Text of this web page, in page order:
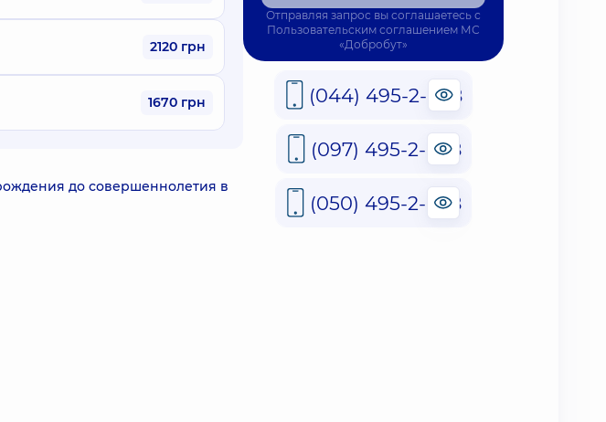
2120 грн
1670 грн
до совершеннолетия в
Отправляя запрос вы соглашаетесь с
Пользовательским соглашением МС
«Добробут»
(044) 495-2-888
(097) 495-2-888
(050) 495-2-888